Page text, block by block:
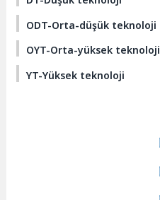
ODT-Orta-düşük teknoloji
OYT-Orta-yüksek teknoloji
YT-Yüksek teknoloji